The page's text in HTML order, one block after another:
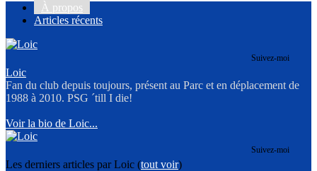
À propos
Articles récents
Suivez-moi
Loic
Fan du club depuis toujours, présent au Parc et en déplacement de
1988 à 2010. PSG ´till I die!
Voir la bio de Loic...
Suivez-moi
Les derniers articles par Loic (tout voir)